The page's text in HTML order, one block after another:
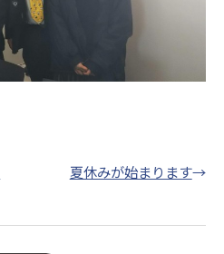
夏休みが始まります→